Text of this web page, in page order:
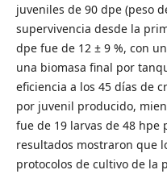
juveniles de 90 dpe (peso
supervivencia desde la
dpe fue de 12 ± 9 %, con
una biomasa final por
eficiencia a los 45 días de
por juvenil producido,
fue de 19 larvas de 48 hpe
resultados mostraron que
protocolos de cultivo de la